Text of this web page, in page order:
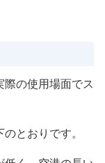
の使用場面でス
とおりです。